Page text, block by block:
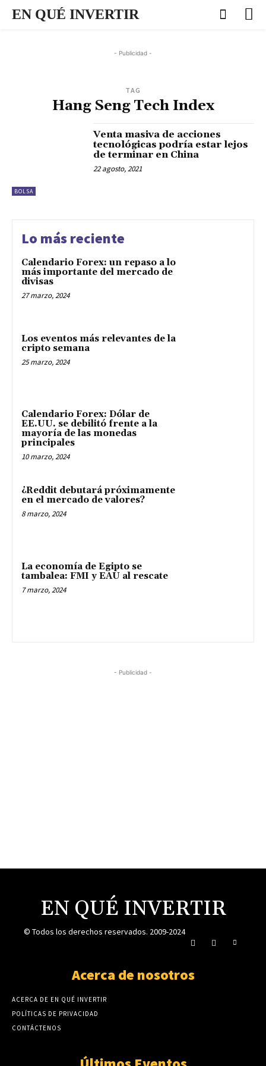
EN QUÉ INVERTIR
- Publicidad -
TAG
Hang Seng Tech Index
BOLSA
Venta masiva de acciones
tecnológicas podría estar lejos
de terminar en China
22 agosto, 2021
Lo más reciente
Calendario Forex: un repaso a lo
más importante del mercado de
divisas
27 marzo, 2024
Los eventos más relevantes de la
cripto semana
25 marzo, 2024
Calendario Forex: Dólar de
EE.UU. se debilitó frente a la
mayoría de las monedas
principales
10 marzo, 2024
¿Reddit debutará próximamente
en el mercado de valores?
8 marzo, 2024
La economía de Egipto se
tambalea: FMI y EAU al rescate
7 marzo, 2024
- Publicidad -
EN QUÉ INVERTIR
© Todos los derechos reservados. 2009-2024
Acerca de nosotros
ACERCA DE EN QUÉ INVERTIR
POLÍTICAS DE PRIVACIDAD
CONTÁCTENOS